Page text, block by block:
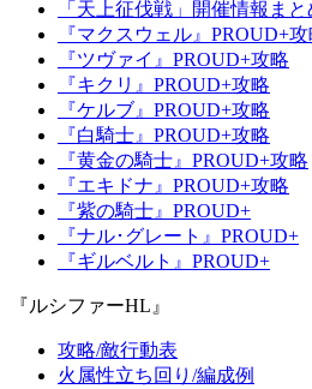
「天上征伐戦」開催情報まと
『マクスウェル』PROUD+攻
『ツヴァイ』PROUD+攻略
『キクリ』PROUD+攻略
『ケルブ』PROUD+攻略
『白騎士』PROUD+攻略
『黄金の騎士』PROUD+攻略
『エキドナ』PROUD+攻略
『紫の騎士』PROUD+
『ナル･グレート』PROUD+
『ギルベルト』PROUD+
『ルシファーHL』
攻略/敵行動表
火属性立ち回り/編成例